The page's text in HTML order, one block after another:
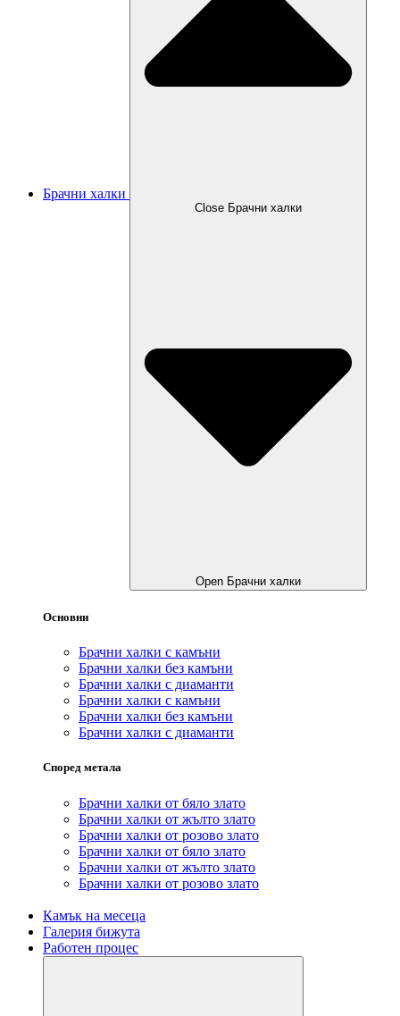
Брачни халки
Close Брачни халки
Open Брачни халки
Основни
Брачни халки с камъни
Брачни халки без камъни
Брачни халки с диаманти
Брачни халки с камъни
Брачни халки без камъни
Брачни халки с диаманти
Според метала
Брачни халки от бяло злато
Брачни халки от жълто злато
Брачни халки от розово злато
Брачни халки от бяло злато
Брачни халки от жълто злато
Брачни халки от розово злато
Камък на месеца
Галерия бижута
Работен процес